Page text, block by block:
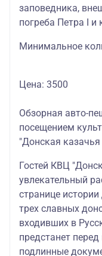
заповедника,
погреба Петра I и
Минимальное
Цена: 3500
Обзорная авто-
посещением
"Донская
Гостей КВЦ
увлекательный
странице
трех славных
входивших в
предстанет
подлинные